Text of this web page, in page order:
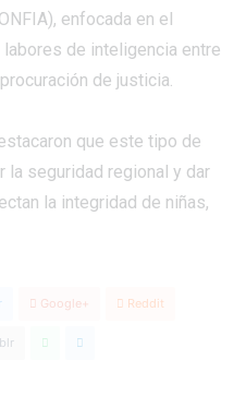
enfocada en el
de inteligencia entre
de justicia.
que este tipo de
la seguridad regional y dar
la integridad de niñas,
Google+ Reddit